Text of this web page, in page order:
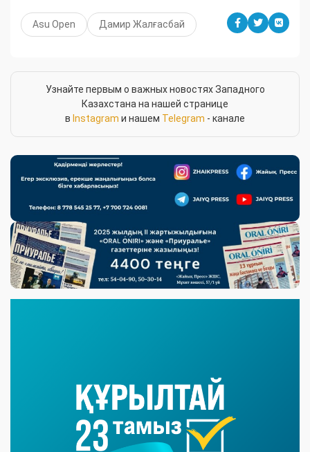
Asu Open Дамир Жалғасбай
Узнайте первым о важных новостях Западного
Казахстана на нашей странице
в Instagram и нашем Telegram - канале